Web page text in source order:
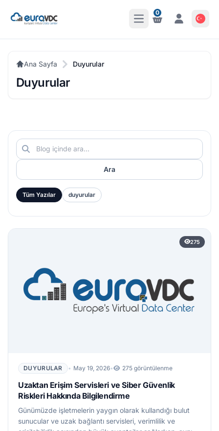
Ana Menüyü Aç
Bildirimler
0
Bildirimler
Ana Sayfa Duyurular
Duyurular
Ara
Tüm Yazılar duyurular
275
DUYURULAR • May 19, 2026• 275 görüntülenme
Uzaktan Erişim Servisleri ve Siber Güvenlik
Riskleri Hakkında Bilgilendirme
Günümüzde işletmelerin yaygın olarak kullandığı bulut
sunucular ve uzak bağlantı servisleri, verimlilik ve